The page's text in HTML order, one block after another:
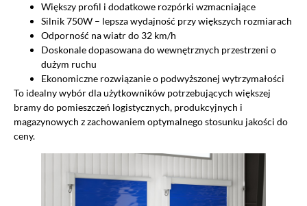
Większy profil i dodatkowe rozpórki wzmacniające
Silnik 750W – lepsza wydajność przy większych rozmiarach
Odporność na wiatr do 32 km/h
Doskonale dopasowana do wewnętrznych przestrzeni o
dużym ruchu
Ekonomiczne rozwiązanie o podwyższonej wytrzymałości
To idealny wybór dla użytkowników potrzebujących większej
bramy do pomieszczeń logistycznych, produkcyjnych i
magazynowych z zachowaniem optymalnego stosunku jakości do
ceny.